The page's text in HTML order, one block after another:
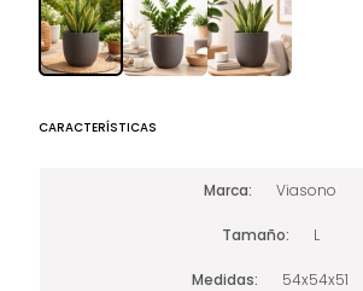
CARACTERÍSTICAS
Marca Viasono
Tamaño L
Medidas 54x54x51